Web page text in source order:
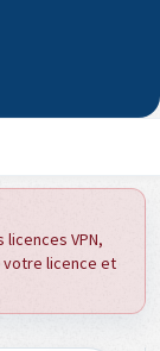
VPN,
votre licence et